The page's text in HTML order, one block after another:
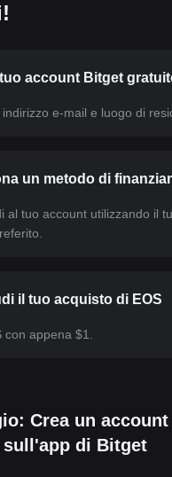
account Bitget
e-mail e luogo di
un metodo di
al tuo account utilizzando il
il tuo acquisto di EOS
appena $1.
Crea un
di Bitget